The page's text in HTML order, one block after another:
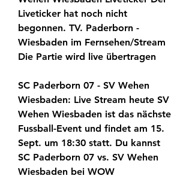
Liveticker hat noch nicht
begonnen. TV. Paderborn -
Wiesbaden im Fernsehen/Stream
Die Partie wird live übertragen
SC Paderborn 07 - SV Wehen
Wiesbaden: Live Stream heute SV
Wehen Wiesbaden ist das nächste
Fussball-Event und findet am 15.
Sept. um 18:30 statt. Du kannst
SC Paderborn 07 vs. SV Wehen
Wiesbaden bei WOW